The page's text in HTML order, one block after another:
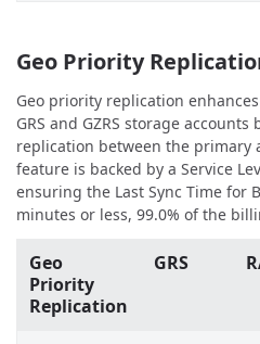
Geo Priority
Geo priority replication
GRS and GZRS storage
replication between the primary
feature is backed by a Service
ensuring the Last Sync Time for
minutes or less, 99.0% of the
Geo
Priority
Replication
GRS